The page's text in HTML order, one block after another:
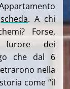
scheda. A chi
Forse,
furore dei
che dal 6
nella
come “il